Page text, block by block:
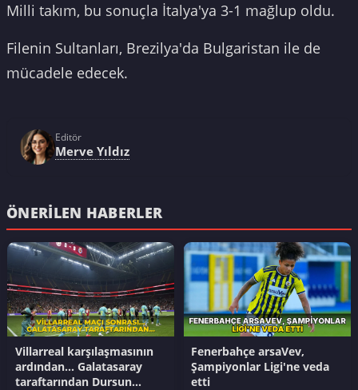
Milli takım, bu sonuçla İtalya'ya 3-1 mağlup oldu.
Filenin Sultanları, Brezilya'da Bulgaristan ile de
mücadele edecek.
Editör
Merve Yıldız
ÖNERILEN HABERLER
Villarreal karşılaşmasının
ardından... Galatasaray
taraftarından Dursun
Fenerbahçe arsaVev,
Şampiyonlar Ligi'ne veda
etti